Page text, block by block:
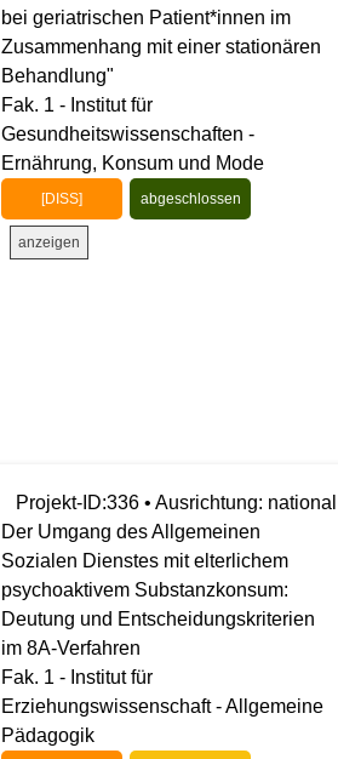
bei geriatrischen Patient*innen im
Zusammenhang mit einer stationären
Behandlung"
Fak. 1 - Institut für
Gesundheitswissenschaften -
Ernährung, Konsum und Mode
[DISS] abgeschlossen
anzeigen
Projekt-ID:336 • Ausrichtung: national
Der Umgang des Allgemeinen
Sozialen Dienstes mit elterlichem
psychoaktivem Substanzkonsum:
Deutung und Entscheidungskriterien
im 8A-Verfahren
Fak. 1 - Institut für
Erziehungswissenschaft - Allgemeine
Pädagogik